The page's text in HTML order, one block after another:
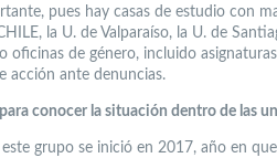
pues hay casas de estudio con
la U. de Valparaíso, la U. de
oficinas de género, incluido
acción ante denuncias.
conocer la situación dentro de las
grupo se inició en 2017, año en